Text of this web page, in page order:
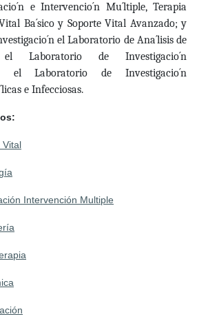
e Intervencio´n Mu´ltiple, Terapia
Ba´sico y Soporte Vital Avanzado; y
el Laboratorio de Ana´lisis de
de Investigacio´n
el Laboratorio de Investigacio´n
e Infecciosas.
Vital
Intervención Multiple